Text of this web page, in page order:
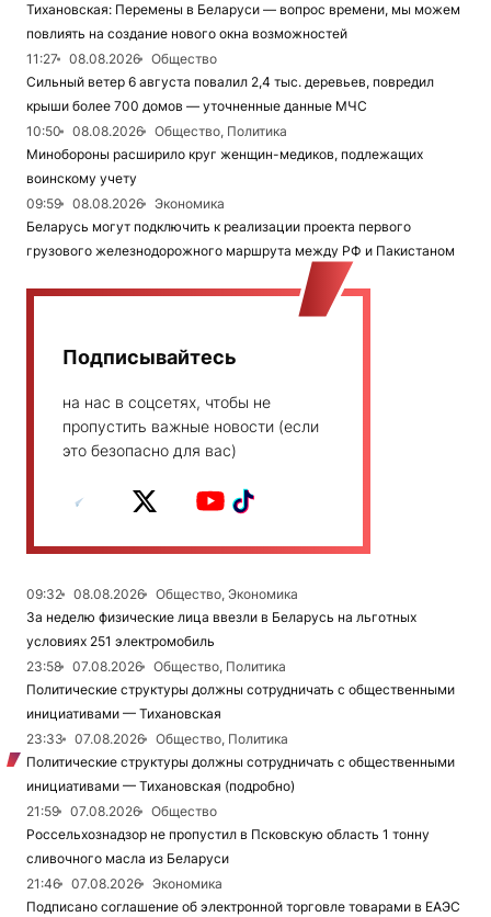
Тихановская: Перемены в Беларуси — вопрос времени, мы можем
повлиять на создание нового окна возможностей
11:27
08.08.2026
Общество
Сильный ветер 6 августа повалил 2,4 тыс. деревьев, повредил
крыши более 700 домов — уточненные данные МЧС
10:50
08.08.2026
Общество, Политика
Минобороны расширило круг женщин-медиков, подлежащих
воинскому учету
09:59
08.08.2026
Экономика
Беларусь могут подключить к реализации проекта первого
грузового железнодорожного маршрута между РФ и Пакистаном
Подписывайтесь
на нас в соцсетях, чтобы не
пропустить важные новости (если
это безопасно для вас)
09:32 08.08.2026
Общество, Экономика
За неделю физические лица ввезли в Беларусь на льготных
условиях 251 электромобиль
23:58
07.08.2026
Общество, Политика
Политические структуры должны сотрудничать с общественными
инициативами — Тихановская
23:33
07.08.2026
Общество, Политика
Политические структуры должны сотрудничать с общественными
инициативами — Тихановская (подробно)
21:59
07.08.2026
Общество
Россельхознадзор не пропустил в Псковскую область 1 тонну
сливочного масла из Беларуси
21:46
07.08.2026
Экономика
Подписано соглашение об электронной торговле товарами в ЕАЭС